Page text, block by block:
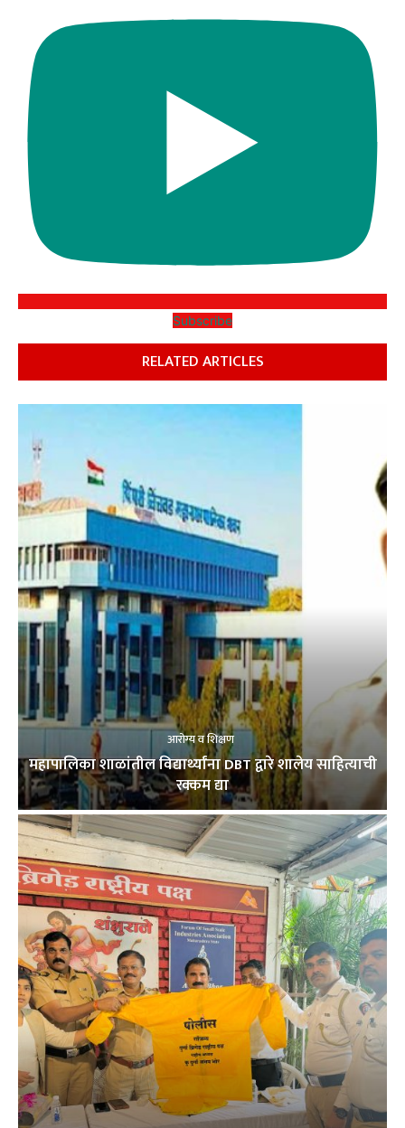
Subscribe
RELATED ARTICLES
आरोग्य व शिक्षण
महापालिका शाळांतील विद्यार्थ्यांना DBT द्वारे शालेय साहित्याची
रक्कम द्या